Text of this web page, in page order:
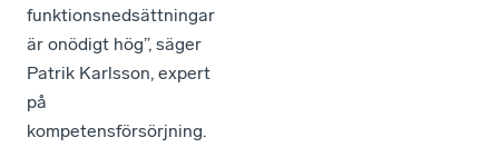
funktionsnedsättningar
är onödigt hög”, säger
Patrik Karlsson, expert
på
kompetensförsörjning.